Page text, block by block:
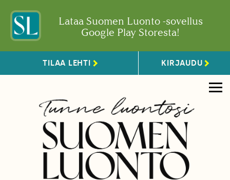
Lataa Suomen Luonto -sovellus
Google Play Storesta!
TILAA LEHTI KIRJAUDU